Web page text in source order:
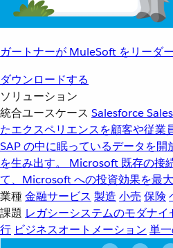
ガートナーが MuleSoft をリーダ
ダウンロードする
ソリューション
統合ユースケース Salesforce
たエクスペリエンスを顧客や従業
SAP の中に眠っているデータを
を生み出す。
Microsoft 既存の接
て、Microsoft への投資効果を最大
業種金融サービス 製造 小売 保険
課題 レガシーシステムのモダナイ
行 ビジネスオートメーション 単